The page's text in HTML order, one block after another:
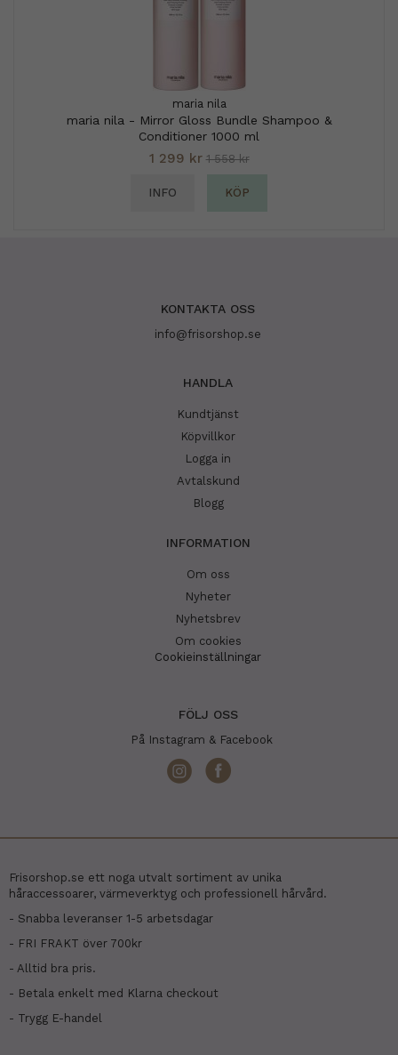
maria nila
maria nila - Mirror Gloss Bundle Shampoo &
Conditioner 1000 ml
1 299 kr 1 558 kr
INFO KÖP
KONTAKTA OSS
info@frisorshop.se
HANDLA
Kundtjänst
Köpvillkor
Logga in
Avtalskund
Blogg
INFORMATION
Om oss
Nyheter
Nyhetsbrev
Om cookies
Cookieinställningar
FÖLJ OSS
På Instagram & Facebook
Frisorshop.se ett noga utvalt sortiment av unika
håraccessoarer, värmeverktyg och professionell hårvård.
- Snabba leveranser 1-5 arbetsdagar
- FRI FRAKT över 700kr
- Alltid bra pris.
- Betala enkelt med Klarna checkout
- Trygg E-handel